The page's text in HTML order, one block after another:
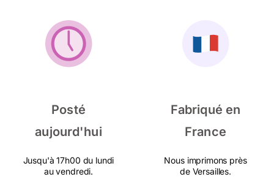
Posté
aujourd'hui
Jusqu'à 17h00 du lundi
au vendredi.
Fabriqué en
France
Nous imprimons près
de Versailles.